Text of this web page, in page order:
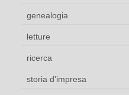
genealogia
letture
ricerca
storia d'impresa